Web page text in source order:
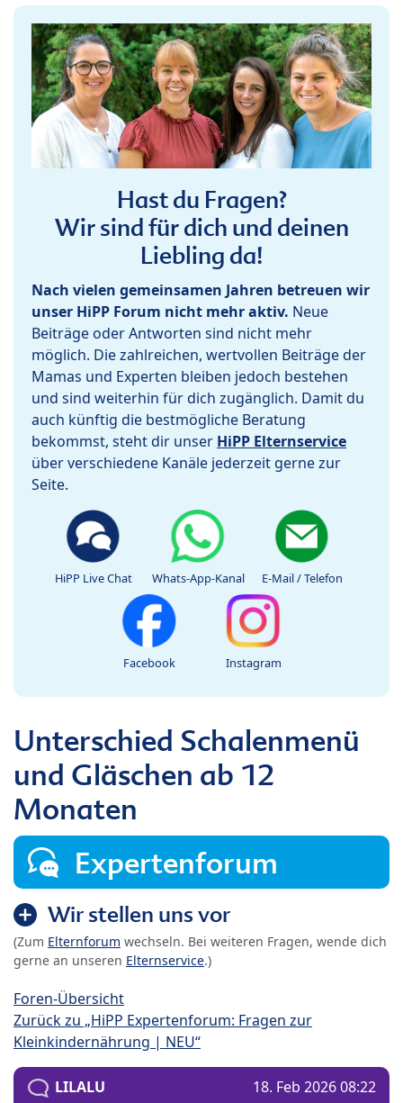
Hast du Fragen?
Wir sind für dich und deinen
Liebling da!
Nach vielen gemeinsamen Jahren betreuen wir
unser HiPP Forum nicht mehr aktiv. Neue
Beiträge oder Antworten sind nicht mehr
möglich. Die zahlreichen, wertvollen Beiträge der
Mamas und Experten bleiben jedoch bestehen
und sind weiterhin für dich zugänglich. Damit du
auch künftig die bestmögliche Beratung
bekommst, steht dir unser HiPP Elternservice
über verschiedene Kanäle jederzeit gerne zur
Seite.
HiPP Live Chat Whats-App-Kanal E-Mail / Telefon
Facebook Instagram
Unterschied Schalenmenü
und Gläschen ab 12
Monaten
Expertenforum
Wir stellen uns vor
(Zum Elternforum wechseln. Bei weiteren Fragen, wende dich
gerne an unseren Elternservice.)
Foren-Übersicht
Zurück zu „HiPP Expertenforum: Fragen zur
Kleinkindernährung | NEU“
LILALU 18. Feb 2026 08:22